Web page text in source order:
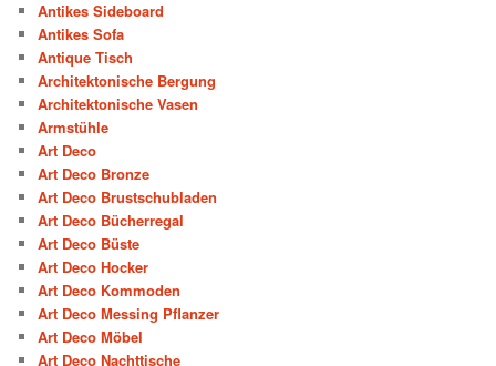
Antikes Sideboard
Antikes Sofa
Antique Tisch
Architektonische Bergung
Architektonische Vasen
Armstühle
Art Deco
Art Deco Bronze
Art Deco Brustschubladen
Art Deco Bücherregal
Art Deco Büste
Art Deco Hocker
Art Deco Kommoden
Art Deco Messing Pflanzer
Art Deco Möbel
Art Deco Nachttische